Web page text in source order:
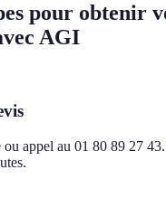
pour obtenir
AGI
ou appel au 01 80 89 27